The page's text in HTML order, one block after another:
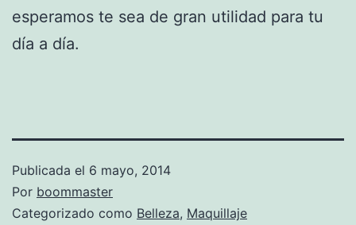
esperamos te sea de gran utilidad para tu
día a día.
Publicada el 6 mayo, 2014
Por boommaster
Categorizado como Belleza, Maquillaje